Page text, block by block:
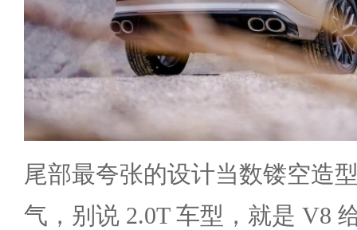
尾部最夸张的设计当数镂空造
气，别说 2.0T 车型，就是 V8